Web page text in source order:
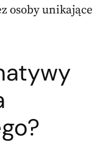
osoby unikające